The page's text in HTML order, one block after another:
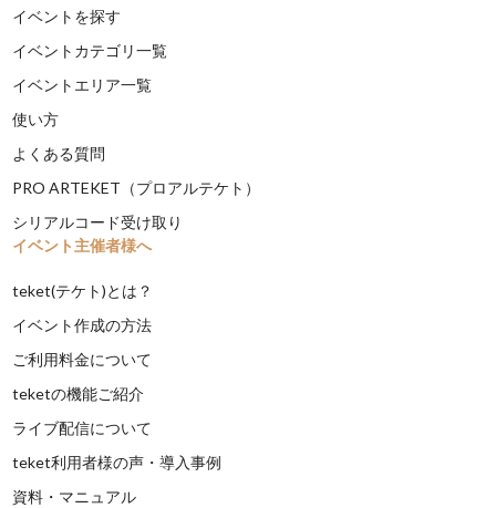
イベントを探す
イベントカテゴリ一覧
イベントエリア一覧
使い方
よくある質問
PRO ARTEKET（プロアルテケト）
シリアルコード受け取り
イベント主催者様へ
teket(テケト)とは？
イベント作成の方法
ご利用料金について
teketの機能ご紹介
ライブ配信について
teket利用者様の声・導入事例
資料・マニュアル